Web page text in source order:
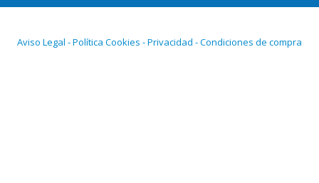
Aviso Legal - Política Cookies - Privacidad - Condiciones de compra